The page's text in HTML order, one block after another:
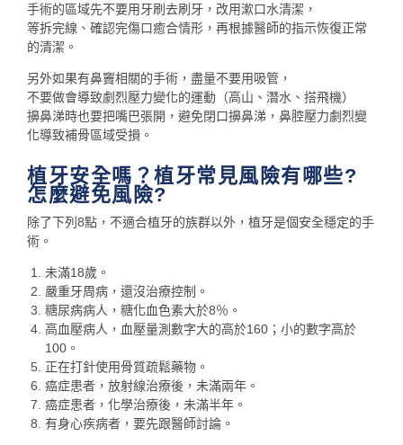
手術的區域先不要用牙刷去刷牙，改用漱口水清潔，
等拆完線、確認完傷口癒合情形，再根據醫師的指示恢復正常
的清潔。
另外如果有鼻竇相關的手術，盡量不要用吸管，
不要做會導致劇烈壓力變化的運動（高山、潛水、搭飛機）
擤鼻涕時也要把嘴巴張開，避免閉口擤鼻涕，鼻腔壓力劇烈變
化導致補骨區域受損。
植牙安全嗎？植牙常見風險有哪些?
怎麼避免風險?
除了下列8點，不適合植牙的族群以外，植牙是個安全穩定的手
術。
未滿18歲。
嚴重牙周病，還沒治療控制。
糖尿病病人，糖化血色素大於8％。
高血壓病人，血壓量測數字大的高於160；小的數字高於
100。
正在打針使用骨質疏鬆藥物。
癌症患者，放射線治療後，未滿兩年。
癌症患者，化學治療後，未滿半年。
有身心疾病者，要先跟醫師討論。